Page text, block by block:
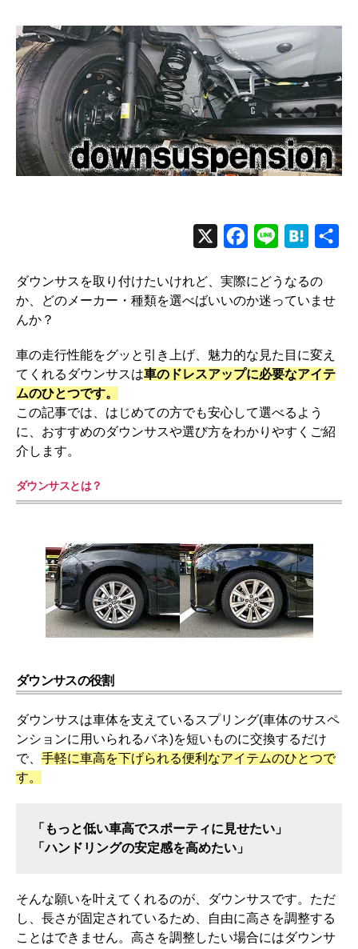
c
e
o
o
n
e
t
e
a
ダウンサスを取り付けたいけれど、実際にどうなるの
か、どのメーカー・種類を選べばいいのか迷っていませ
んか？
車の走行性能をグッと引き上げ、魅力的な見た目に変え
てくれるダウンサスは車のドレスアップに必要なアイテ
ムのひとつです。
この記事では、はじめての方でも安心して選べるよう
に、おすすめのダウンサスや選び方をわかりやすくご紹
介します。
ダウンサスとは？
ダウンサスの役割
ダウンサスは車体を支えているスプリング(車体のサスペ
ンションに用いられるバネ)を短いものに交換するだけ
で、 手軽に車高を下げられる便利なアイテムのひとつで
す。
「もっと低い車高でスポーティに見せたい」
「ハンドリングの安定感を高めたい」
そんな願いを叶えてくれるのが、ダウンサスです。ただ
し、長さが固定されているため、自由に高さを調整する
ことはできません。高さを調整したい場合にはダウンサ